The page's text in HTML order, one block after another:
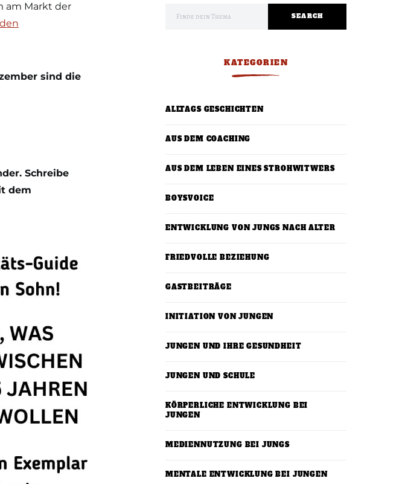
am Markt der
sind die
Schreibe
dem
SEARCH
KATEGORIEN
ALLTAGS GESCHICHTEN
AUS DEM COACHING
AUS DEM LEBEN EINES STROHWITWERS
BOYSVOICE
ENTWICKLUNG VON JUNGS NACH ALTER
FRIEDVOLLE BEZIEHUNG
GASTBEITRÄGE
INITIATION VON JUNGEN
JUNGEN UND IHRE GESUNDHEIT
JUNGEN UND SCHULE
KÖRPERLICHE ENTWICKLUNG BEI
JUNGEN
MEDIENNUTZUNG BEI JUNGS
MENTALE ENTWICKLUNG BEI JUNGEN